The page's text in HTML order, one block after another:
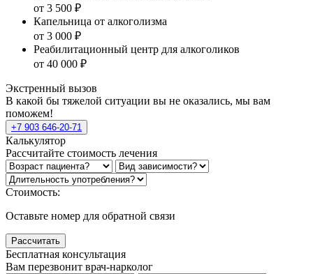
от 3 500 ₽
Капельница от алкоголизма
от 3 000 ₽
Реабилитационный центр для алкоголиков
от 40 000 ₽
Экстренный вызов
В какой бы тяжелой ситуации вы не оказались, мы вам
поможем!
+7 903 646-20-71
Калькулятор
Рассчитайте стоимость лечения
Стоимость:
Оставьте номер для обратной связи
Рассчитать
Бесплатная консультация
Вам перезвонит врач-нарколог